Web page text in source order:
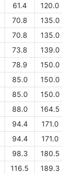
61.4 120.0
70.8 135.0
70.8 135.0
73.8 139.0
78.9 150.0
85.0 150.0
85.0 150.0
88.0 164.5
94.4 171.0
94.4 171.0
98.3 180.5
116.5 189.3